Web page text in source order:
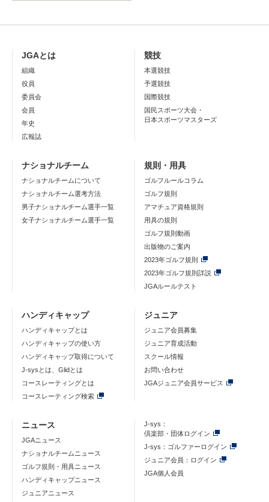
JGAとは
組織
役員
委員会
会員
年史
広報誌
競技
本選競技
予選競技
国際競技
国民スポーツ大会・
日本スポーツマスターズ
ナショナルチーム
ナショナルチームについて
ナショナルチーム選考方法
男子ナショナルチーム選手一覧
女子ナショナルチーム選手一覧
規則・用具
ゴルフルールコラム
ゴルフ規則
アマチュア資格規則
用具の規則
ゴルフ規則動画
出版物のご案内
2023年ゴルフ規則
2023年ゴルフ規則詳説
JGAルールテスト
ハンディキャップ
ハンディキャップとは
ハンディキャップの使い方
ハンディキャップ取得について
J-sysとは、Glidとは
コースレーティングとは
コースレーティング検索
ジュニア
ジュニア会員募集
ジュニア育成活動
スクール情報
お問い合わせ
JGAジュニア会員サービス
ニュース
JGAニュース
ナショナルチームニュース
ゴルフ規則・用具ニュース
ハンディキャップニュース
ジュニアニュース
J-sys：
倶楽部・団体ログイン
J-sys：ゴルファーログイン
ジュニア会員：ログイン
JGA個人会員